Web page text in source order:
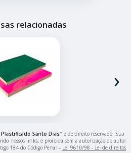
relacionadas
›
Santo Dias" é de direito reservado. Sua
nossos links, é proibida sem a autorização do autor.
184 do Código Penal – Lei 9610/98 - Lei de direitos